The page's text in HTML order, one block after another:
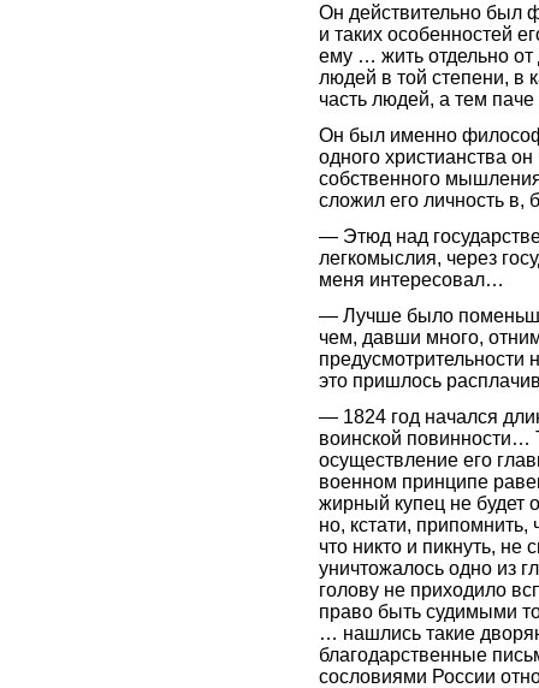
Он действительно был
и таких особенностей
ему … жить отдельно
людей в той степени, в
часть людей, а тем
Он был именно
одного христианства
собственного
сложил его личность в,
— Этюд над
легкомыслия, через
меня интересовал…
— Лучше было
чем, давши много,
предусмотрительности
это пришлось
— 1824 год начался
воинской
осуществление его
военном принципе
жирный купец не будет
но, кстати,
что никто и пикнуть, не
уничтожалось одно из
голову не приходило
право быть судимыми
… нашлись такие
благодарственные
сословиями России